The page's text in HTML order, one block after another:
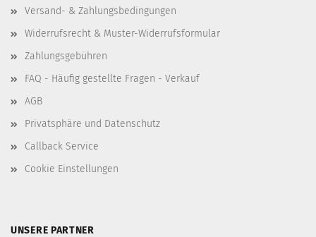
Versand- & Zahlungsbedingungen
Widerrufsrecht & Muster-Widerrufsformular
Zahlungsgebühren
FAQ - Häufig gestellte Fragen - Verkauf
AGB
Privatsphäre und Datenschutz
Callback Service
Cookie Einstellungen
UNSERE PARTNER